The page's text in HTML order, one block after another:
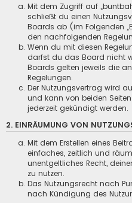
Mit dem Zugriff auf
schließt du einen
Boards ab (im Folgenden
den nachfolgenden
Wenn du mit diesen
darfst du das Board nicht
Boards gelten jeweils die
Regelungen.
Der Nutzungsvertrag wird
und kann von beiden
jederzeit gekündigt werden.
2. EINRÄUMUNG VON
Mit dem Erstellen eines
einfaches, zeitlich und
unentgeltliches Recht,
zu nutzen.
Das Nutzungsrecht nach
nach Kündigung des